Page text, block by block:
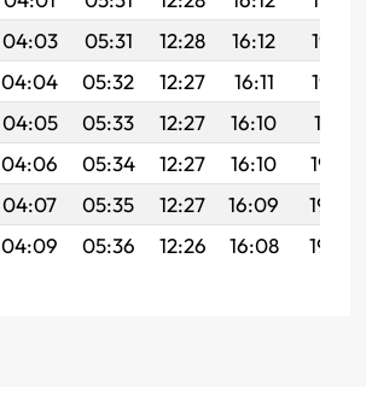
04:03 05:31 12:28 16:12
19:14
04:04 05:32 12:27 16:11
19:13
04:05 05:33 12:27 16:10
19:11
04:06 05:34 12:27 16:10
19:10
04:07 05:35 12:27 16:09
19:08
04:09 05:36 12:26 16:08 19:07